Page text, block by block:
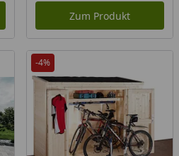
Zum Produkt
-4%